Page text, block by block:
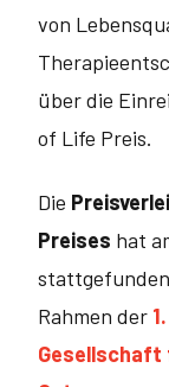
von
über die
of Life Preis.
Die
Preises hat
Rahmen der